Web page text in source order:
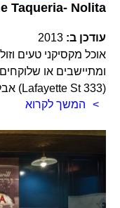
Taqueria- Nolita
עודכן ב: 2013
אוכל מקסיקני טעים
ומתיישבים או
(333 Lafayette St) אבל הוא הרבה יותר עמוס.
המשך לקרוא